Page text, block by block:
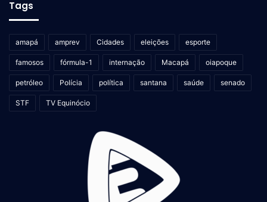
Tags
amapá amprev Cidades eleições esporte
famosos fórmula-1 internação Macapá oiapoque
petróleo Polícia política santana saúde senado
STF TV Equinócio